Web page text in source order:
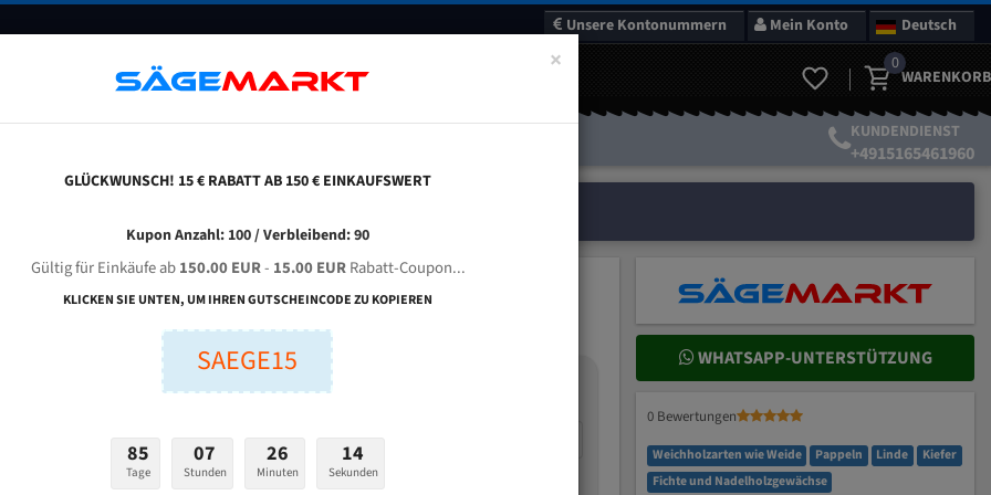
Unsere Kontonummern Mein Konto Deutsch
FAQ GUTSCHEINE BLOG KONTAKT
0
WARENKORB
KUNDENDIENST
+4915165461960
(Standardgröße)
Bandsägeblatt Spezialstahl 1400x6x0,50x5mm
Verfügbarkeit:
709 Stück auf Lager
WHATSAPP-UNTERSTÜTZUNG
0 Bewertungen
Weichholzarten wie Weide Pappeln Linde
Kiefer
Fichte und Nadelholzgewächse
×
GLÜCKWUNSCH! 15 € RABATT AB 150 € EINKAUFSWERT
Kupon Anzahl: 100 / Verbleibend: 90
Gültig für Einkäufe ab150.00 EUR- 15.00 EURRabatt-Coupon...
KLICKEN SIE UNTEN, UM IHREN GUTSCHEINCODE ZU KOPIEREN
SAEGE15
85
Tage
07
Stunden
26
Minuten
13
Sekunden